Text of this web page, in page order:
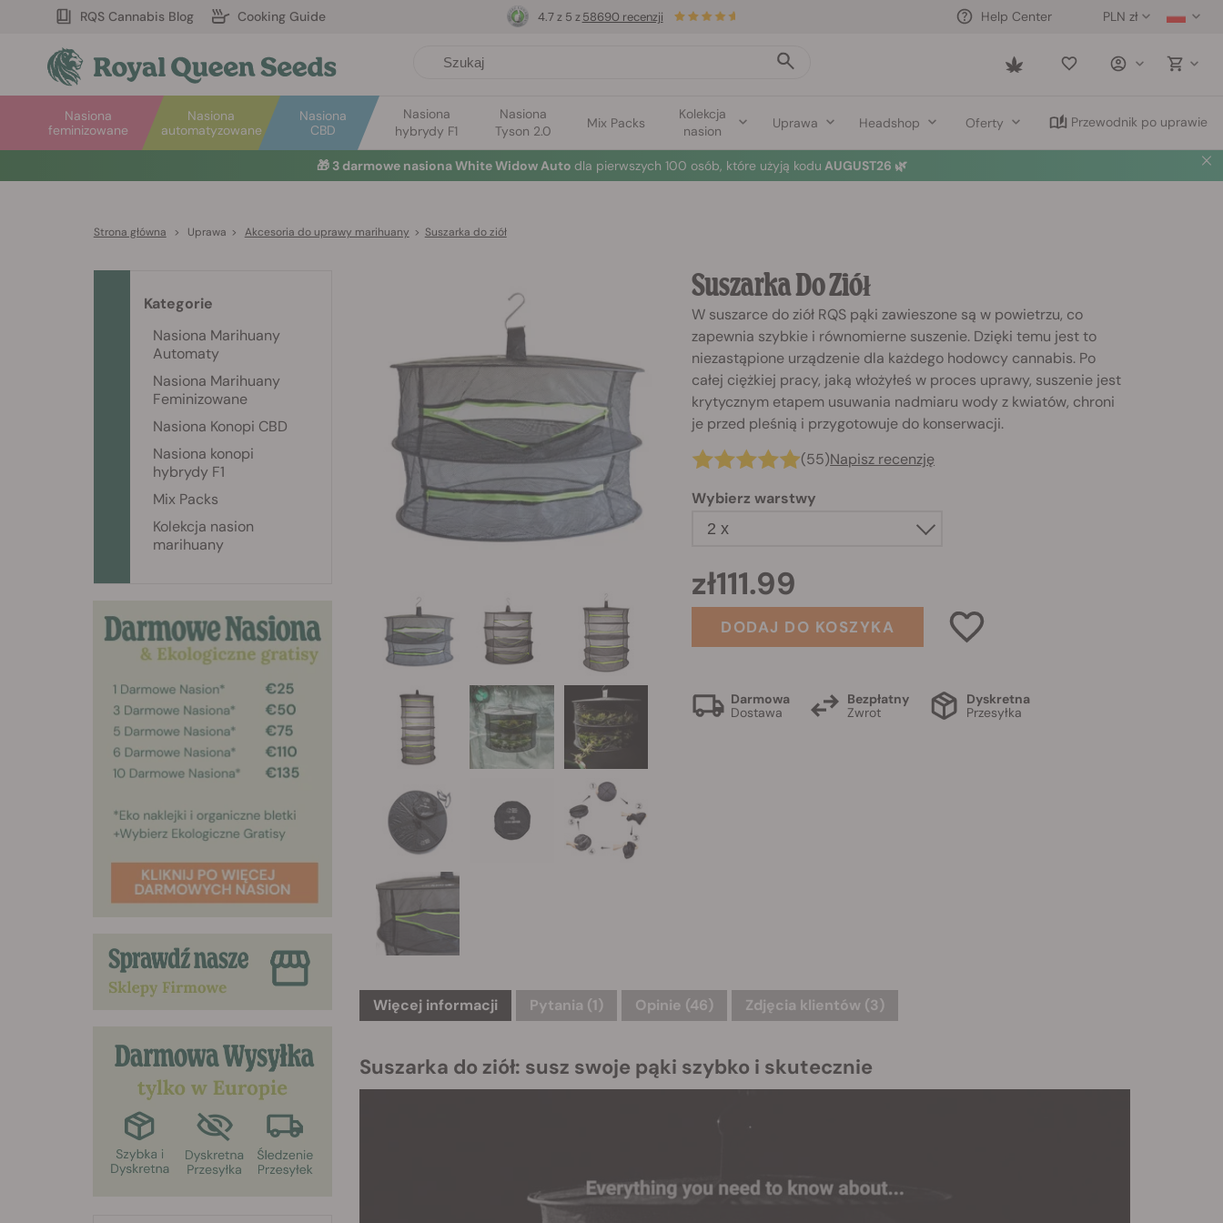
RQS Cannabis Blog Cooking Guide PLN zł
Help Center
Saved
Nasiona
automatyzowane
Nasiona
feminizowane
Nasiona
CBD
Nasiona
hybrydy F1
Nasiona
Tyson 2.0
Mix Packs
Kolekcja
nasion
Uprawa Headshop Oferty Przewodnik po uprawie
4.7 z 5 z 58690 recenzji
🎁 3 darmowe nasiona White Widow Auto dla pierwszych 100 osób, które użyją kodu AUGUST26 🌿
Strona główna > Uprawa > Akcesoria do uprawy marihuany > Suszarka do ziół
Suszarka Do Ziół
W suszarce do ziół RQS pąki zawieszone są w powietrzu, co
zapewnia szybkie i równomierne suszenie. Dzięki temu jest to
niezastąpione urządzenie dla każdego hodowcy cannabis. Po
całej ciężkiej pracy, jaką włożyłeś w proces uprawy, suszenie jest
krytycznym etapem usuwania nadmiaru wody z kwiatów, chroni
je przed pleśnią i przygotowuje do konserwacji.
(55)Napisz recenzję
Wybierz warstwy
2 x
zł111.99
DODAJ DO KOSZYKA
Darmowa
Dostawa
Bezpłatny
Zwrot
Dyskretna
Przesyłka
Więcej informacji Pytania (1) Opinie (46) Zdjęcia klientów (3)
Suszarka do ziół: susz swoje pąki szybko i skutecznie
Kategorie
Nasiona Marihuany
Automaty
Nasiona Marihuany
Feminizowane
Nasiona Konopi CBD
Nasiona konopi
hybrydy F1
Mix Packs
Kolekcja nasion
marihuany